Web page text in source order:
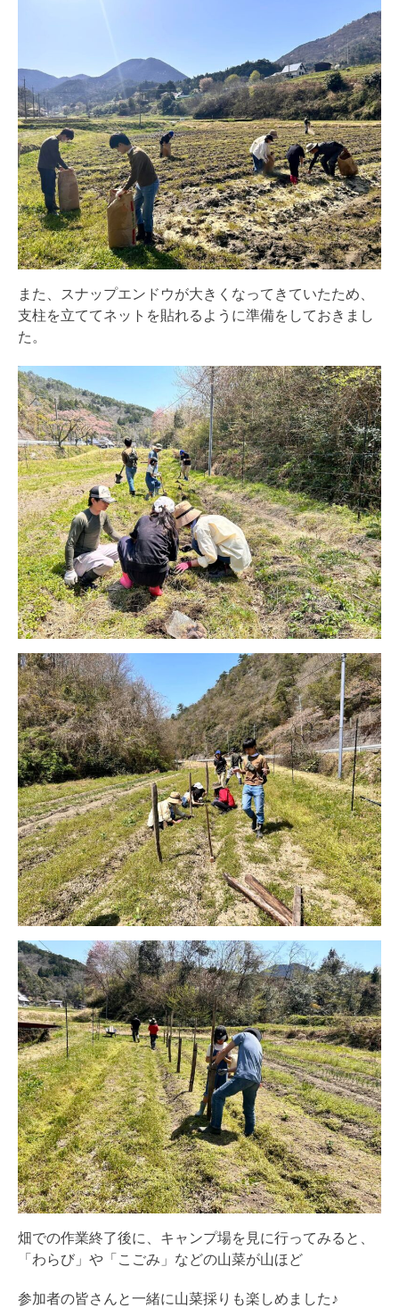
また、スナップエンドウが大きくなってきていたため、
支柱を立ててネットを貼れるように準備をしておきまし
た。
畑での作業終了後に、キャンプ場を見に行ってみると、
「わらび」や「こごみ」などの山菜が山ほど
参加者の皆さんと一緒に山菜採りも楽しめました♪